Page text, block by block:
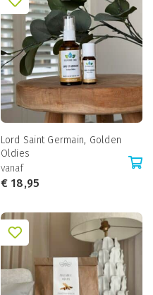
Lord Saint Germain, Golden
Oldies
vanaf
€18,95